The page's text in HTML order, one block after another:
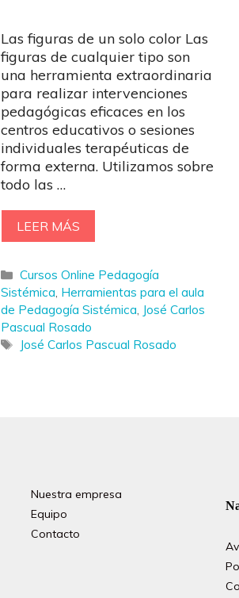
Las figuras de un solo color Las
figuras de cualquier tipo son
una herramienta extraordinaria
para realizar intervenciones
pedagógicas eficaces en los
centros educativos o sesiones
individuales terapéuticas de
forma externa. Utilizamos sobre
todo las …
LEER MÁS
Categorías
Cursos Online Pedagogía
Sistémica, Herramientas para el aula
de Pedagogía Sistémica, José Carlos
Pascual Rosado
Etiquetas
José Carlos Pascual Rosado
Nuestra empresa
Equipo
Contacto